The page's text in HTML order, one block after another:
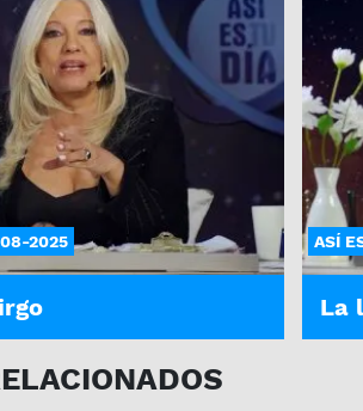
2025 ASÍ
La